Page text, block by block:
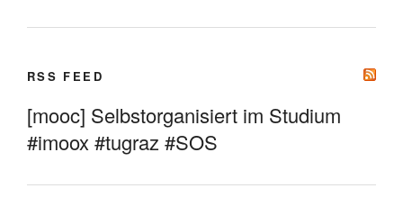
RSS FEED
[mooc] Selbstorganisiert im Studium
#imoox #tugraz #SOS